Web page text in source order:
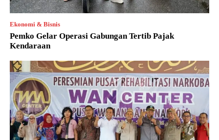
Ekonomi & Bisnis
Pemko Gelar Operasi Gabungan Tertib Pajak
Kendaraan